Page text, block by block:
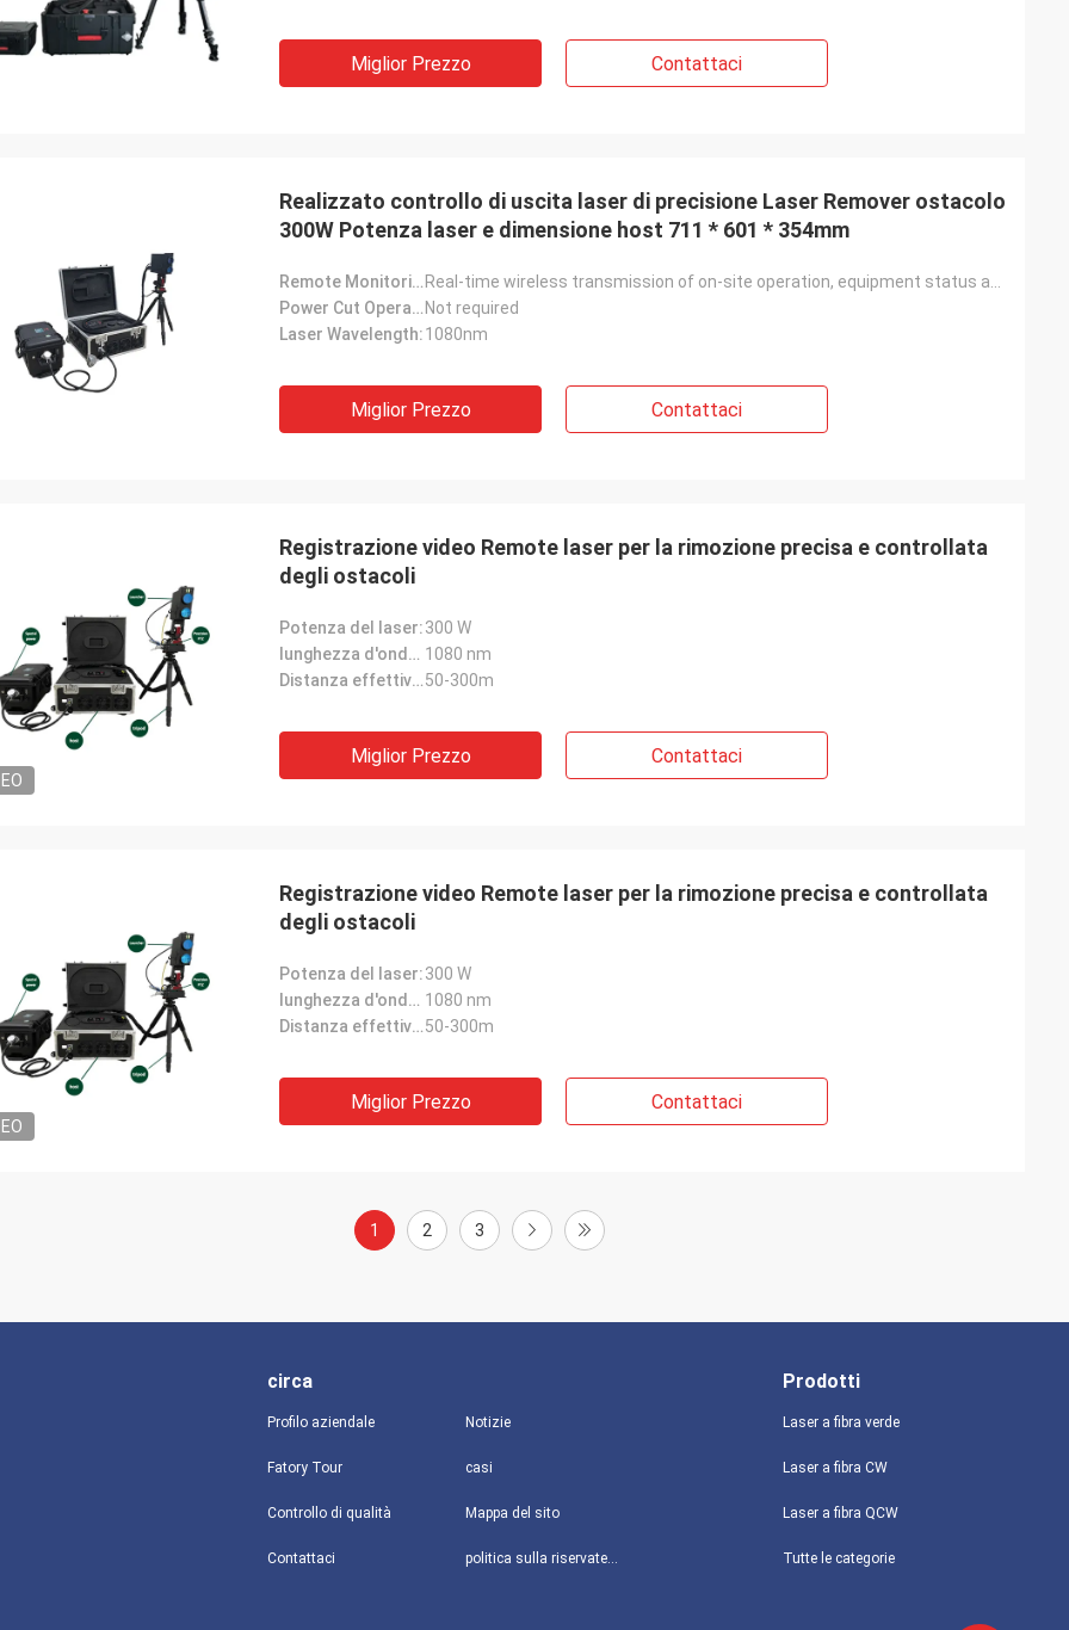
Miglior Prezzo Contattaci
Realizzato controllo di uscita laser di precisione Laser Remover ostacolo
300W Potenza laser e dimensione host 711 * 601 * 354mm
Remote Monitoring Function:
Power Cut Operation: Not required
Laser Wavelength:1080nm
Miglior Prezzo Contattaci
Registrazione video Remote laser per la rimozione precisa e controllata
degli ostacoli
Potenza del laser:300 W
lunghezza d'onda del laser: 1080 nm
Distanza effettiva di lavoro:50-300m
Miglior Prezzo Contattaci
Registrazione video Remote laser per la rimozione precisa e controllata
degli ostacoli
Potenza del laser:300 W
lunghezza d'onda del laser: 1080 nm
Distanza effettiva di lavoro:50-300m
Miglior Prezzo Contattaci
1 2 3
circa
Profilo aziendale
Fatory Tour
Controllo di qualità
Contattaci
Notizie
casi
Mappa del sito
politica sulla riservatezza
Prodotti
Laser a fibra verde
Laser a fibra CW
Laser a fibra QCW
Tutte le categorie